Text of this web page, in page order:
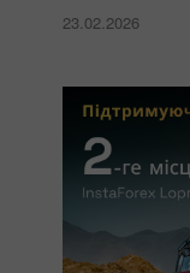
23.02.2026